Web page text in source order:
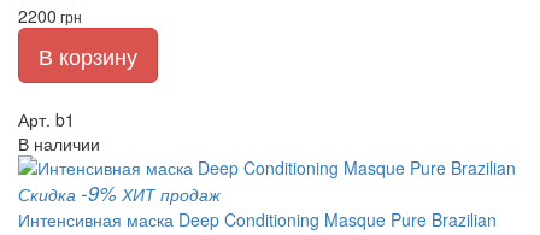
2200 грн
В корзину
Арт. b1
В наличии
Скидка -9% ХИТ продаж
Интенсивная маска Deep Conditioning Masque Pure Brazilian